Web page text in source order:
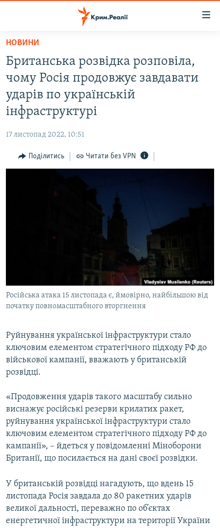
Перейти
основного
матеріалу
Перейти
до
основної
Перейти
пошуку
ВОДА.КРИМ
ВІДЕО ТА ФОТО
ПОЛІТИКА
ІНТЕРВ'Ю
ЯК ОБІЙТИ БЛОКУВАННЯ
НОВИНИ
Британська розвідка розповіла,
чому Росія продовжує завдавати
ударів по українській
інфраструктурі
17 листопад 2022, 10:51
Поділитись Читати без VPN
Російська атака 15 листопада є, ймовірно, найбільшою від
початку повномасштабного вторгнення
Руйнування української інфраструктури стало
ключовим елементом стратегічного підходу РФ до
військової кампанії, вважають у британській
розвідці.
«Продовження ударів такого масштабу сильно
виснажує російські резерви крилатих ракет,
руйнування української інфраструктури стало
ключовим елементом стратегічного підходу РФ до
кампанії», – йдеться у повідомленні Міноборони
Британії, що посилається на дані своєї розвідки.
У британській розвідці нагадують, що вдень 15
листопада Росія завдала до 80 ракетних ударів
великої дальності, переважно по об’єктах
енергетичної інфраструктури на території України